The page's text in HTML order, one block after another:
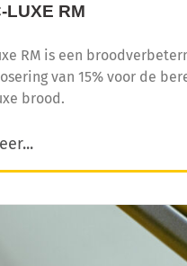
LUXE RM
RM is een
van 15% voor de
brood.